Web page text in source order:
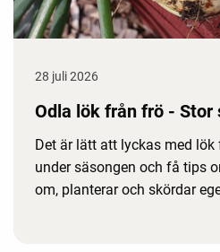
28 juli 2026
Odla lök från frö - Stor
Det är lätt att lyckas med
under säsongen och få tips
om, planterar och skördar